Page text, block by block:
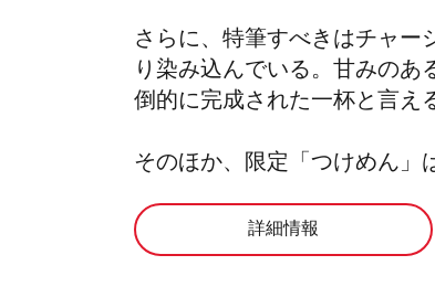
さらに、特筆すべきはチャー
り染み込んでいる。甘みのあ
倒的に完成された一杯と言え
そのほか、限定「つけめん」
詳細情報